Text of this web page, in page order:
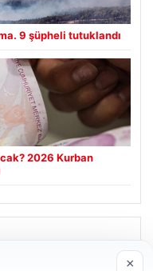
9 şüpheli tutuklandı
2026 Kurban
×